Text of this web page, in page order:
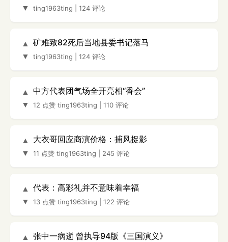
▼
ting1963ting 124 评论
▲
▼
矿难致82死后当地县委书记落马
ting1963ting 124 评论
▲
▼
中方代表团气场全开亮相“香会”
12 点赞 ting1963ting 110 评论
▲
▼
大衣哥回应商演价格：捕风捉影
11 点赞 ting1963ting 245 评论
▲
▼
代表：高彩礼并不意味着幸福
13 点赞 ting1963ting 122 评论
▲
张中一病逝 曾执导94版《三国演义》